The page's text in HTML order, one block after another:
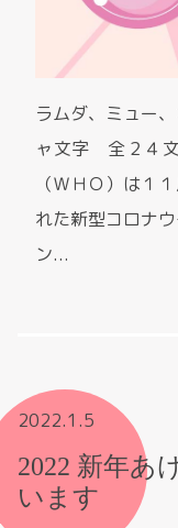
ラムダ、ミュー
ャ文字 全２４
（ＷＨＯ）は１
れた新型コロナ
ン...
2022.1.5
2022 新年あ
います